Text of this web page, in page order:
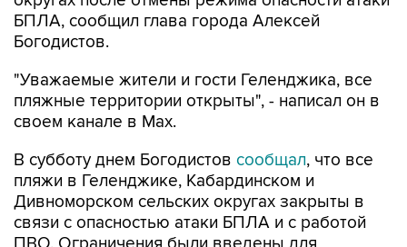
"Уважаемые жители и гости Геленджика, все
своем канале в Max.
В субботу днем Богодистов
Дивноморском сельских округах закрыты в
связи с опасностью атаки БПЛА и с работой
ПВО. Ограничения были введены для
безопасности людей.